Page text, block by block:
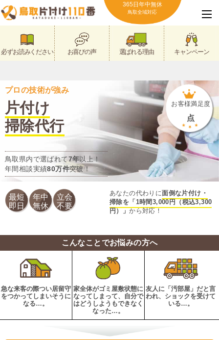
365日年中無休
鳥取全域対応
必ずお読みください お喜びの声 選ばれる理由 キャンペーン
プロの技術が強み
片付け
掃除代行
鳥取県内で選ばれて7年以上！
年間相談実績80万件突破！
お客様満足度
点
最短
即日
年中
無休
立会
不要
あなたの代わりに面倒な片付け・
掃除を「1時間3,000円（税込3,300
円）」から対応！
こんなことでお悩みの方へ
急な来客の際つい居留守
をつかってしまいそうに
なる…。
家全体がゴミ屋敷状態に
なってしまって、自分で
はどうしようもできなく
なった…。
友人に「汚部屋」だと言
われ、ショックを受けて
いる…。